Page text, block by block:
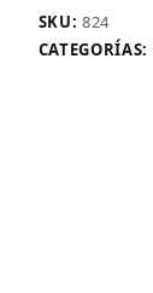
Detalle
Bolsillo
H/M
SKU:824
CATEGORÍAS: